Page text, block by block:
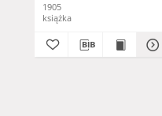
1905
książka